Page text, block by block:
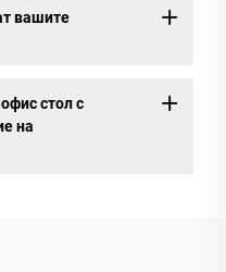
вашите
стол с
на